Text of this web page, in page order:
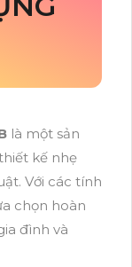
là một sản
kế nhẹ
Với các tính
chọn hoàn
đình và